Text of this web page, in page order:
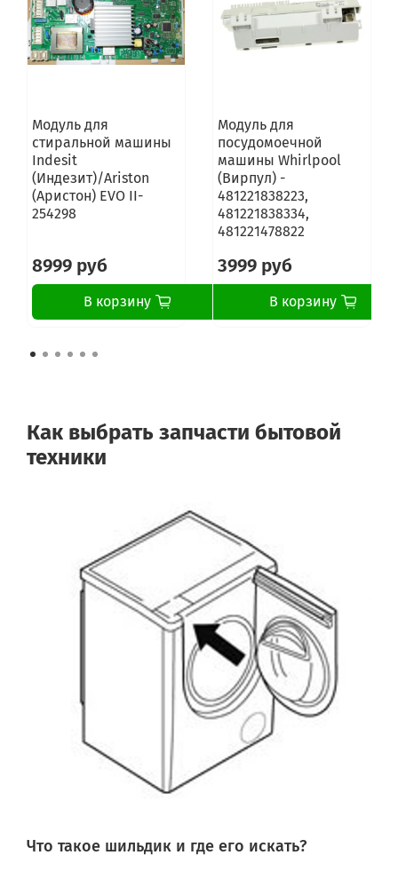
Модуль для
стиральной машины
Indesit
(Индезит)/Ariston
(Аристон) EVO II-
254298
8999 руб
В корзину
Модуль для
посудомоечной
машины Whirlpool
(Вирпул) -
481221838223,
481221838334,
481221478822
3999 руб
В корзину
Как выбрать запчасти бытовой
техники
Что такое шильдик и где его искать?